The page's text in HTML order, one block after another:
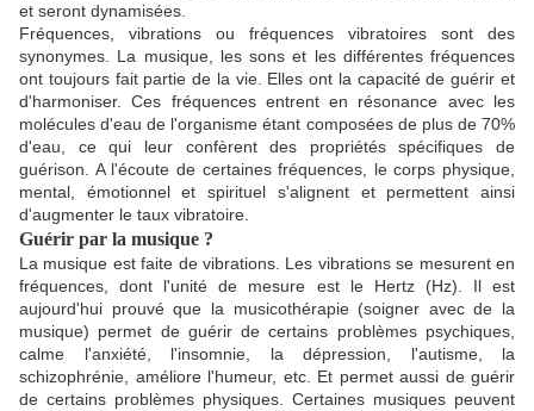
et seront dynamisées.
Fréquences, vibrations ou fréquences vibratoires sont des
synonymes. La musique, les sons et les différentes fréquences
ont toujours fait partie de la vie. Elles ont la capacité de guérir et
d'harmoniser. Ces fréquences entrent en résonance avec les
molécules d'eau de l'organisme étant composées de plus de 70%
d'eau, ce qui leur confèrent des propriétés spécifiques de
guérison. A l'écoute de certaines fréquences, le corps physique,
mental, émotionnel et spirituel s'alignent et permettent ainsi
d'augmenter le taux vibratoire.
Guérir par la musique ?
La musique est faite de vibrations. Les vibrations se mesurent en
fréquences, dont l'unité de mesure est le Hertz (Hz). Il est
aujourd'hui prouvé que la musicothérapie (soigner avec de la
musique) permet de guérir de certains problèmes psychiques,
calme l'anxiété, l'insomnie, la dépression, l'autisme, la
schizophrénie, améliore l'humeur, etc. Et permet aussi de guérir
de certains problèmes physiques. Certaines musiques peuvent